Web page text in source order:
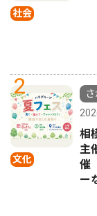
社会
2
文化
相
主
催
ー